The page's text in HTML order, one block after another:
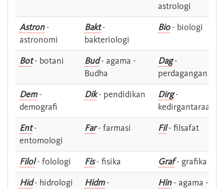
astrologi
Astron-
astronomi
Bakt-
bakteriologi
Bio- biologi
Bot- botani Bud- agama -
Budha
Dag-
perdagangan
Dem-
demografi
Dik- pendidikan Dirg-
kedirgantaraan
Ent-
entomologi
Far- farmasi Fil- filsafat
Filol- folologi Fis- fisika Graf- grafika
Hid- hidrologi Hidm-
Hin- agama -